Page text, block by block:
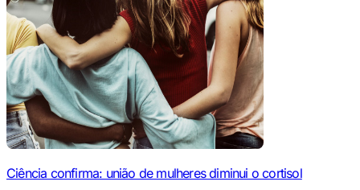
Ciência confirma: união de mulheres diminui o cortisol